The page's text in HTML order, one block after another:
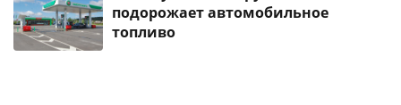
подорожает автомобильное
топливо